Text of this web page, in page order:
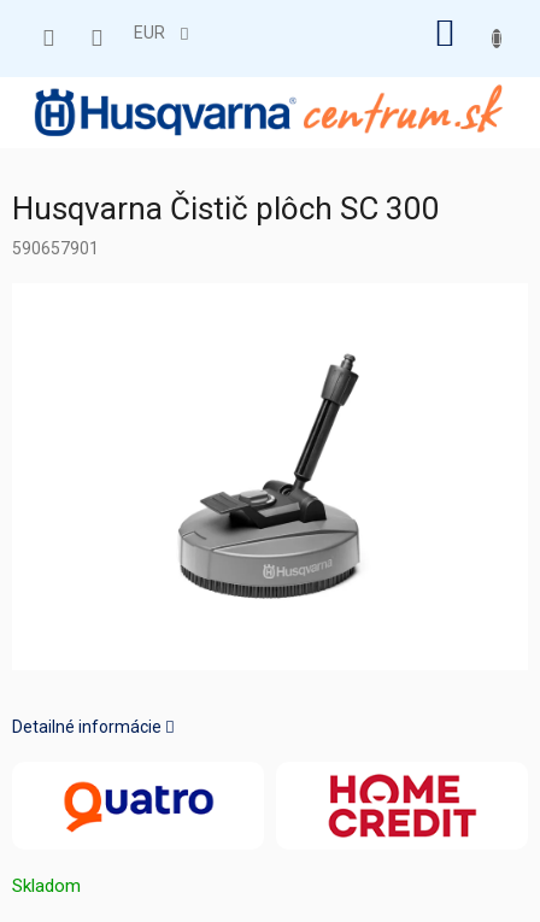
EUR
Husqvarna Čistič plôch SC 300
590657901
Skladom
Detailné informácie